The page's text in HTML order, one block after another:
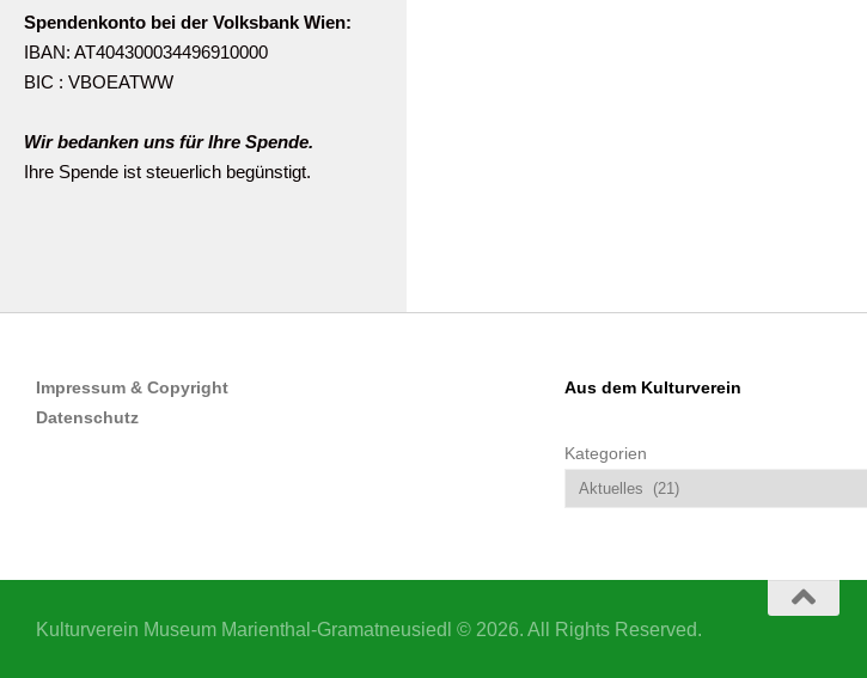
Spendenkonto bei der Volksbank Wien:
IBAN: AT404300034496910000
BIC : VBOEATWW
Wir bedanken uns für Ihre Spende.
Ihre Spende ist steuerlich begünstigt.
Impressum & Copyright
Datenschutz
Aus dem Kulturverein
Kategorien
Kulturverein Museum Marienthal-Gramatneusiedl © 2026. All Rights Reserved.